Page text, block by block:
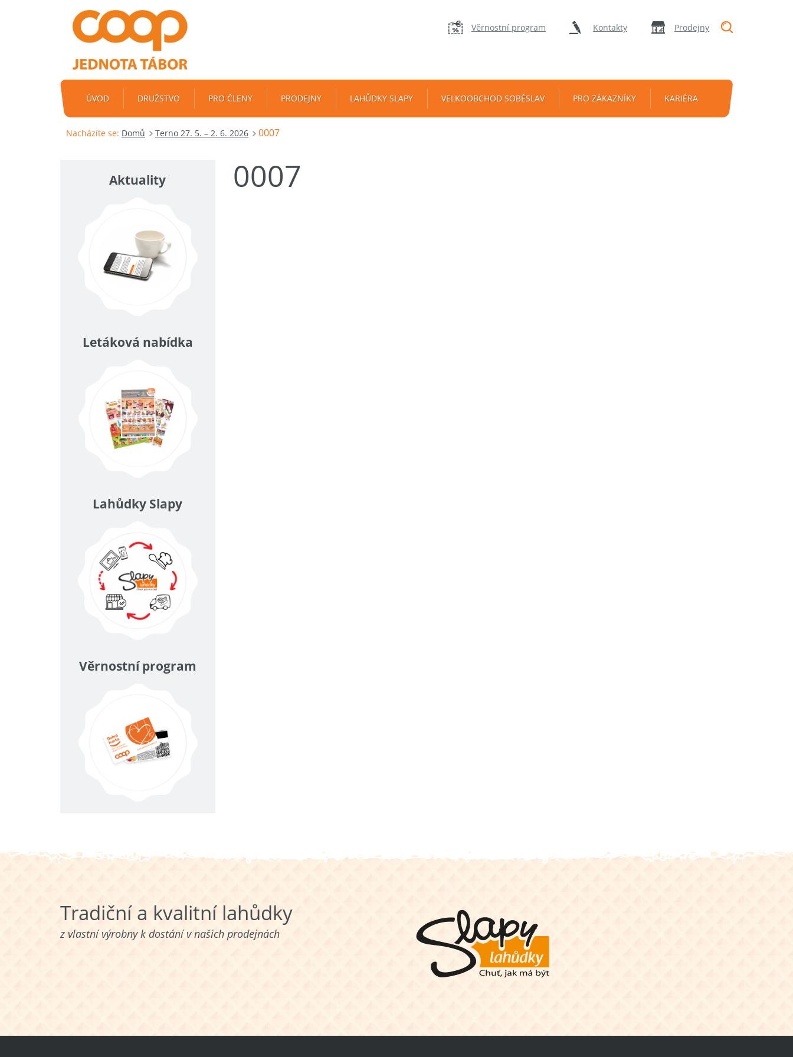
Věrnostní program Kontakty Prodejny
ÚVOD DRUŽSTVO PRO ČLENY PRODEJNY LAHŮDKY SLAPY VELKOOBCHOD SOBĚSLAV PRO ZÁKAZNÍKY KARIÉRA
Nacházíte se: Domů Terno 27. 5. – 2. 6. 2026 0007
0007
Aktuality
Letáková nabídka
Lahůdky Slapy
Věrnostní program
Tradiční a kvalitní lahůdky
z vlastní výrobny k dostání v našich prodejnách